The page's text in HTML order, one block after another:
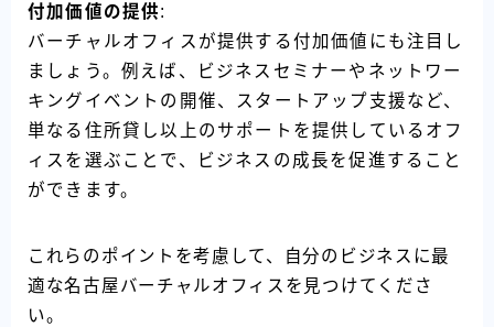
付加価値の提供:
バーチャルオフィスが提供する付加価値にも注目し
ましょう。例えば、ビジネスセミナーやネットワー
キングイベントの開催、スタートアップ支援など、
単なる住所貸し以上のサポートを提供しているオフ
ィスを選ぶことで、ビジネスの成長を促進すること
ができます。
これらのポイントを考慮して、自分のビジネスに最
適な名古屋バーチャルオフィスを見つけてくださ
い。